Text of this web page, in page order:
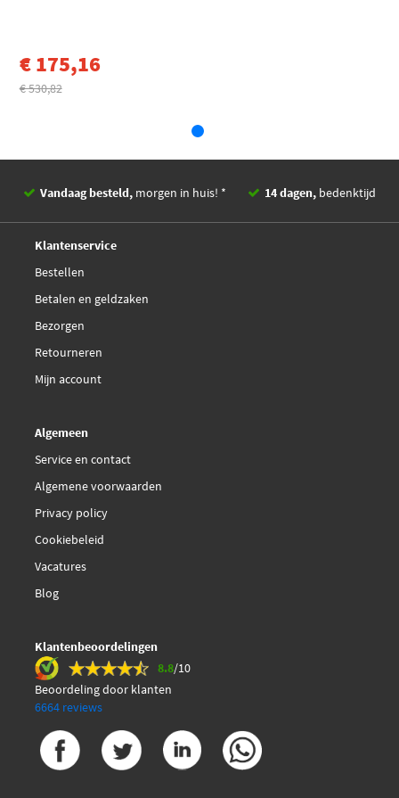
€ 175,16
€ 530,82
Vandaag besteld, morgen in huis! * 14 dagen, bedenktijd
Klantenservice
Bestellen
Betalen en geldzaken
Bezorgen
Retourneren
Mijn account
Algemeen
Service en contact
Algemene voorwaarden
Privacy policy
Cookiebeleid
Vacatures
Blog
Klantenbeoordelingen
8.8/10
Beoordeling door klanten
6664 reviews